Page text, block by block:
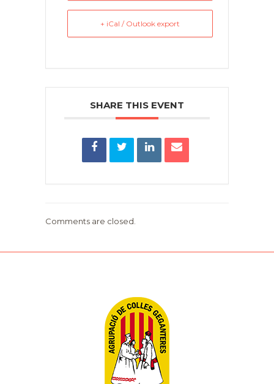
+ iCal / Outlook export
SHARE THIS EVENT
Comments are closed.